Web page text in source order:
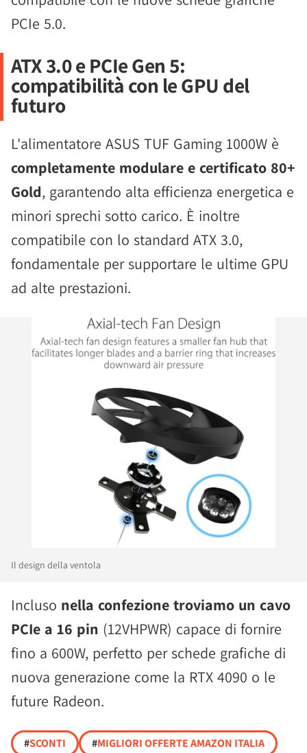
PCIe 5.0.
ATX 3.0 e PCIe Gen 5:
compatibilità con le GPU del
futuro
L'alimentatore ASUS TUF Gaming 1000W è
completamente modulare e certificato 80+
Gold, garantendo alta efficienza energetica e
minori sprechi sotto carico. È inoltre
compatibile con lo standard ATX 3.0,
fondamentale per supportare le ultime GPU
ad alte prestazioni.
Il design della ventola
Incluso nella confezione troviamo un cavo
PCIe a 16 pin (12VHPWR) capace di fornire
fino a 600W, perfetto per schede grafiche di
nuova generazione come la RTX 4090 o le
future Radeon.
#SCONTI #MIGLIORI OFFERTE AMAZON ITALIA